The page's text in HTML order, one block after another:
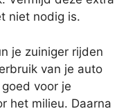
niet nodig is.
je zuiniger rijden
van je auto
voor je
het milieu. Daarna